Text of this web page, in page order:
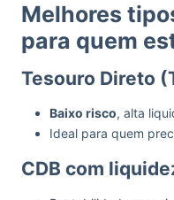
Melhores
para quem
Tesouro Direto
Baixo risco, alta
Ideal para quem
CDB com